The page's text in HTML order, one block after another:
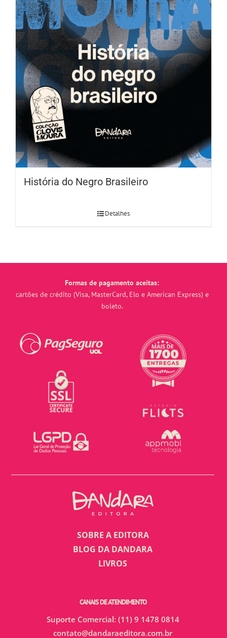
História do Negro Brasileiro
Detalhes
Formas de pagamento aceitas:
cartões de crédito (Visa, MasterCard, Elo e American Express) e
boleto.
SOBRE A EDITORA
BLOG DA DANDARA
LIVROS
CANAIS DE ATENDIMENTO
Suporte Comercial: (11) 9 1478 0814
contato@dandaraeditora.com.br